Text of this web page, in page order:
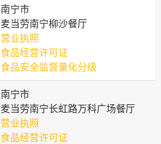
南宁市
麦当劳南宁柳沙餐厅
营业执照
食品经营许可证
食品安全监督量化分级
南宁市
麦当劳南宁长虹路万科广场餐厅
营业执照
食品经营许可证